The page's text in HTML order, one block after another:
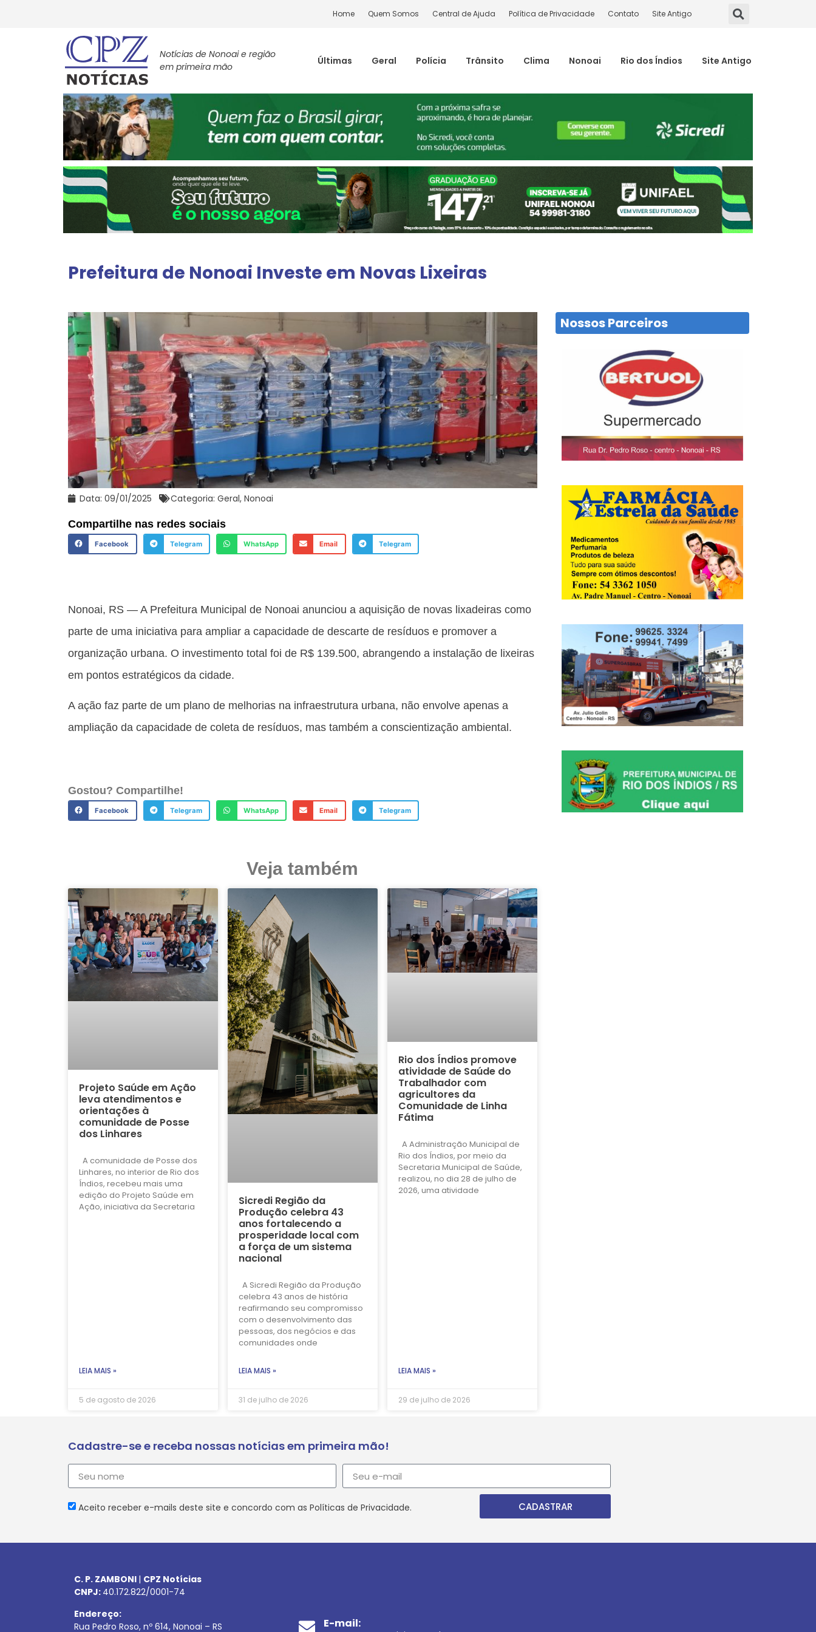
Home Quem Somos Central de Ajuda Política de Privacidade Contato Site Antigo
Notícias de Nonoai e região
em primeira mão
Últimas Geral Polícia Trânsito Clima Nonoai Rio dos Índios Site Antigo
Prefeitura de Nonoai Investe em Novas Lixeiras
Data: 09/01/2025 Categoria: Geral, Nonoai
Compartilhe nas redes sociais
Facebook Telegram WhatsApp Email Telegram
Nonoai, RS — A Prefeitura Municipal de Nonoai anunciou a aquisição de novas lixadeiras como
parte de uma iniciativa para ampliar a capacidade de descarte de resíduos e promover a
organização urbana. O investimento total foi de R$ 139.500, abrangendo a instalação de lixeiras
em pontos estratégicos da cidade.
A ação faz parte de um plano de melhorias na infraestrutura urbana, não envolve apenas a
ampliação da capacidade de coleta de resíduos, mas também a conscientização ambiental.
Gostou? Compartilhe!
Facebook Telegram WhatsApp Email Telegram
Veja também
Projeto Saúde em Ação
leva atendimentos e
orientações à
comunidade de Posse
dos Linhares
A comunidade de Posse dos
Linhares, no interior de Rio dos
Índios, recebeu mais uma
edição do Projeto Saúde em
Ação, iniciativa da Secretaria
LEIA MAIS »
5 de agosto de 2026
Sicredi Região da
Produção celebra 43
anos fortalecendo a
prosperidade local com
a força de um sistema
nacional
A Sicredi Região da Produção
celebra 43 anos de história
reafirmando seu compromisso
com o desenvolvimento das
pessoas, dos negócios e das
comunidades onde
LEIA MAIS »
31 de julho de 2026
Rio dos Índios promove
atividade de Saúde do
Trabalhador com
agricultores da
Comunidade de Linha
Fátima
A Administração Municipal de
Rio dos Índios, por meio da
Secretaria Municipal de Saúde,
realizou, no dia 28 de julho de
2026, uma atividade
LEIA MAIS »
29 de julho de 2026
Nossos Parceiros
Cadastre-se e receba nossas notícias em primeira mão!
Aceito receber e-mails deste site e concordo com as Políticas de Privacidade. CADASTRAR
C. P. ZAMBONI | CPZ Notícias
CNPJ: 40.172.822/0001-74
Endereço:
Rua Pedro Roso, nº 614, Nonoai – RS
E-mail: